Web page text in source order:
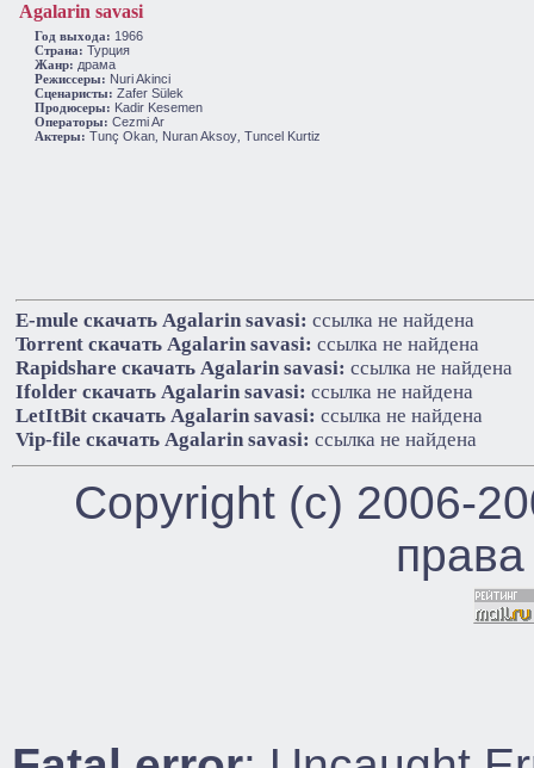
Agalarin savasi
Год выхода: 1966
Cтрана: Турция
Жанр: драма
Режиссеры: Nuri Akinci
Сценаристы: Zafer Sülek
Продюсеры: Kadir Kesemen
Операторы: Cezmi Ar
Актеры: Tunç Okan Nuran Aksoy Tuncel Kurtiz
E-mule cкачать Agalarin savasi: ссылка не найдена
Torrent cкачать Agalarin savasi: ссылка не найдена
Rapidshare cкачать Agalarin savasi: ссылка не найдена
Ifolder cкачать Agalarin savasi: ссылка не найдена
LetItBit cкачать Agalarin savasi: ссылка не найдена
Vip-file cкачать Agalarin savasi: ссылка не найдена
Copyright (c) 2006-